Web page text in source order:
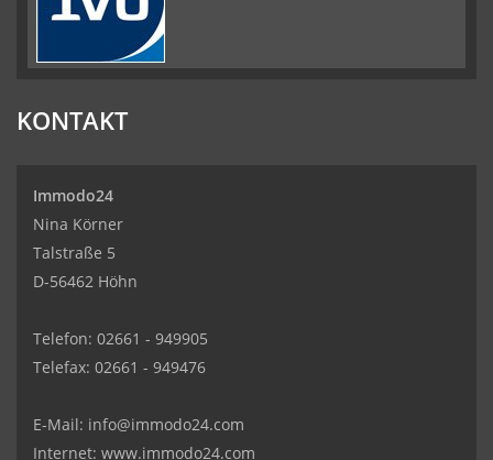
KONTAKT
Immodo24
Nina Körner
Talstraße 5
D-56462 Höhn
Telefon: 02661 - 949905
Telefax: 02661 - 949476
E-Mail: info@immodo24.com
Internet: www.immodo24.com